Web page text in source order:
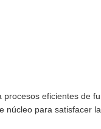
eficientes de
para satisfacer